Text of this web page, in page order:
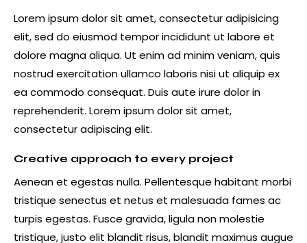
Lorem ipsum dolor sit amet, consectetur adipisicing
elit, sed do eiusmod tempor incididunt ut labore et
dolore magna aliqua. Ut enim ad minim veniam, quis
nostrud exercitation ullamco laboris nisi ut aliquip ex
ea commodo consequat. Duis aute irure dolor in
reprehenderit. Lorem ipsum dolor sit amet,
consectetur adipiscing elit.
Creative approach to every project
Aenean et egestas nulla. Pellentesque habitant morbi
tristique senectus et netus et malesuada fames ac
turpis egestas. Fusce gravida, ligula non molestie
tristique, justo elit blandit risus, blandit maximus augue